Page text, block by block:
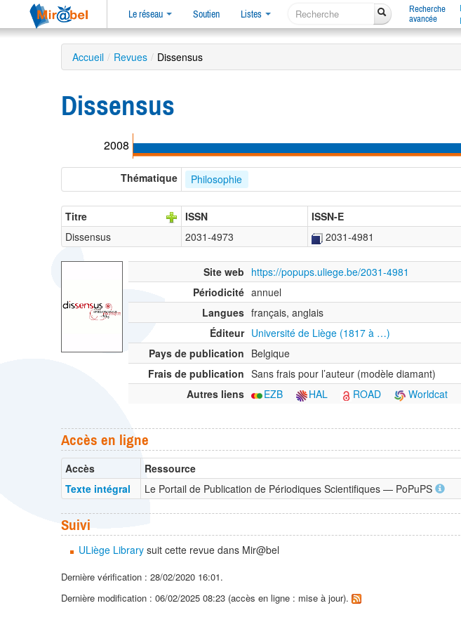
Le réseau Soutien Listes
Recherche
avancée
Accueil / Revues / Dissensus
Dissensus
2008
Thématique Philosophie
Titre ISSN ISSN-E
Dissensus
2031-4973 2031-4981
Site web https://popups.uliege.be/2031-4981
Périodicité annuel
Langues français, anglais
Éditeur Université de Liège (1817 à …)
Pays de publication Belgique
Frais de publication Sans frais pour l’auteur (modèle diamant)
Autres liens
EZB HAL ROAD Worldcat
Accès en ligne
Accès Ressource
Texte intégral
Le Portail de Publication de Périodiques Scientifiques — PoPuPS
Suivi
ULiège Library suit cette revue dans Mir@bel
Dernière vérification : 28/02/2020 16:01.
Dernière modification : 06/02/2025 08:23 (accès en ligne : mise à jour).